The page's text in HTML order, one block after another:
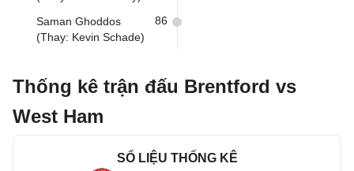
Saman Ghoddos
(Thay: Kevin Schade)
86
Thống kê trận đấu Brentford vs
West Ham
SỐ LIỆU THỐNG KÊ